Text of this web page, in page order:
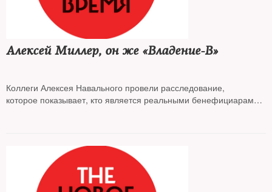
Алексей Миллер, он же «Владение-В»
Коллеги Алексея Навального провели расследование,
которое показывает, кто является реальными бенефициарами